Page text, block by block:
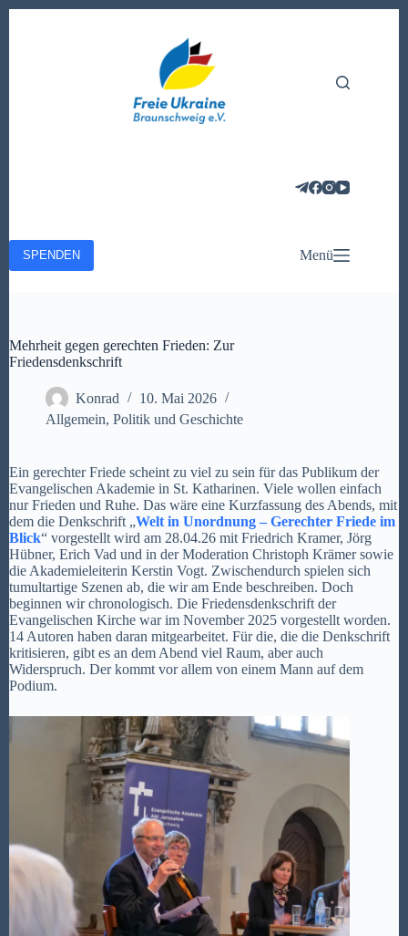
SPENDEN Menü
Mehrheit gegen gerechten Frieden: Zur
Friedensdenkschrift
Konrad
10. Mai 2026
Allgemein, Politik und Geschichte
Ein gerechter Friede scheint zu viel zu sein für das Publikum der
Evangelischen Akademie in St. Katharinen. Viele wollen einfach
nur Frieden und Ruhe. Das wäre eine Kurzfassung des Abends, mit
dem die Denkschrift „Welt in Unordnung – Gerechter Friede im
Blick“ vorgestellt wird am 28.04.26 mit Friedrich Kramer, Jörg
Hübner, Erich Vad und in der Moderation Christoph Krämer sowie
die Akademieleiterin Kerstin Vogt. Zwischendurch spielen sich
tumultartige Szenen ab, die wir am Ende beschreiben. Doch
beginnen wir chronologisch. Die Friedensdenkschrift der
Evangelischen Kirche war im November 2025 vorgestellt worden.
14 Autoren haben daran mitgearbeitet. Für die, die die Denkschrift
kritisieren, gibt es an dem Abend viel Raum, aber auch
Widerspruch. Der kommt vor allem von einem Mann auf dem
Podium.